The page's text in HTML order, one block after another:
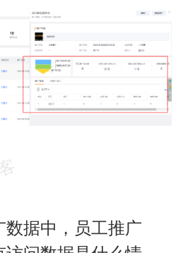
据中，员工推广